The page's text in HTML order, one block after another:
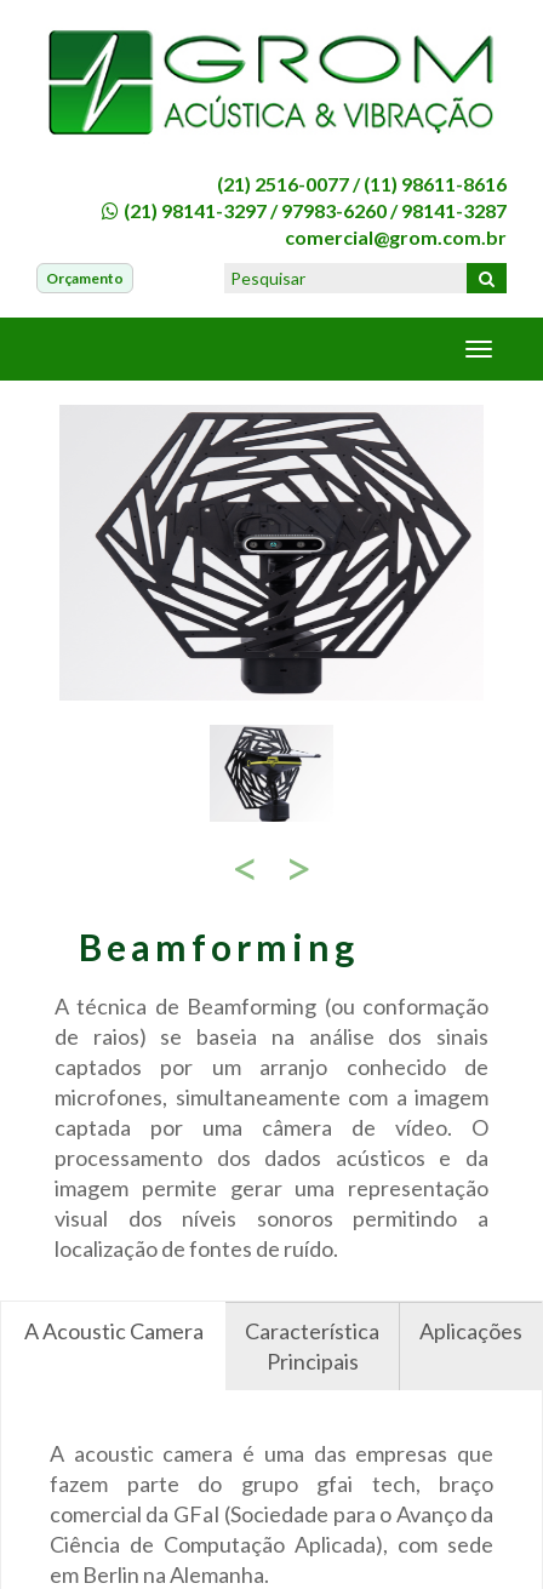
(21) 2516-0077 /(11) 98611-8616
(21) 98141-3297 /97983-6260 /98141-3287
comercial@grom.com.br
Orçamento
< >
Beamforming
A técnica de Beamforming (ou conformação
de raios) se baseia na análise dos sinais
captados por um arranjo conhecido de
microfones, simultaneamente com a imagem
captada por uma câmera de vídeo. O
processamento dos dados acústicos e da
imagem permite gerar uma representação
visual dos níveis sonoros permitindo a
localização de fontes de ruído.
A Acoustic Camera
Característica
Principais
Aplicações
A acoustic camera é uma das empresas que
fazem parte do grupo gfai tech, braço
comercial da GFaI (Sociedade para o Avanço da
Ciência de Computação Aplicada), com sede
em Berlin na Alemanha.